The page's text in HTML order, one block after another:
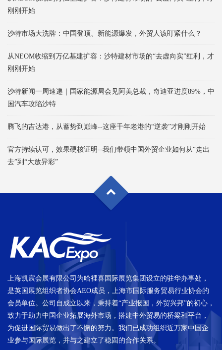
刚刚开始
沙特市场大洗牌：中国登顶、新能源爆发，外贸人该盯紧什么？
从NEOM收缩到万亿基建扩容：沙特建材市场的“去虚向实”红利，才
刚刚开始
沙特新闻一周速递｜国家能源局会见阿美总裁，奇迪亚进度89%，中
国汽车攻陷沙特
腾飞的吉达港，从蓄势到巅峰--这座千年老港的“逆袭”才刚刚开始
官方持续认可，效果硬核证明--我们带领中国外贸企业如何从“走出
去”到“大放异彩”
上海凯宸会展有限公司为哈裡喜国际展览集团设立的驻华办事处，
是英国展览组织者协会AEO成员，上海市国际服务贸易行业协会的
会员单位。公司自成立以来，秉持着“产业报国，外贸兴邦”的初心，
致力于助力中国企业拓展海外市场，搭建中外贸易的桥梁和平台，
为促进国际贸易做出了不懈的努力。我们已成功组织近万家中国企
业参与国际展览，并与之建立了稳固的合作关系。